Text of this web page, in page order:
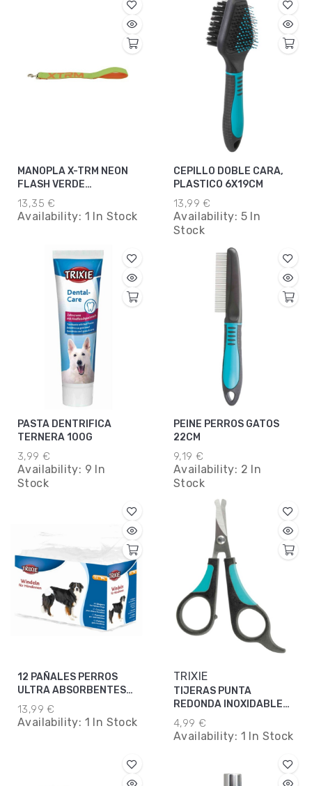
MANOPLA X-TRM NEON
FLASH VERDE
38MMX50CM
13,35 €
Availability: 1 In Stock
CEPILLO DOBLE CARA,
PLASTICO 6X19CM
13,99 €
Availability: 5 In
Stock
PASTA DENTRIFICA
TERNERA 100G
3,99 €
Availability: 9 In
Stock
PEINE PERROS GATOS
22CM
9,19 €
Availability: 2 In
Stock
12 PAÑALES PERROS
ULTRA ABSORBENTES
4058 CM
13,99 €
Availability: 1 In Stock
TRIXIE
TIJERAS PUNTA
REDONDA INOXIDABLES
8CM
4,99 €
Availability: 1 In Stock